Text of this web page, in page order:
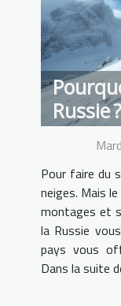
Russie ?
Pour faire du
neiges. Mais
montages et
la Russie
pays vous
Dans la suite